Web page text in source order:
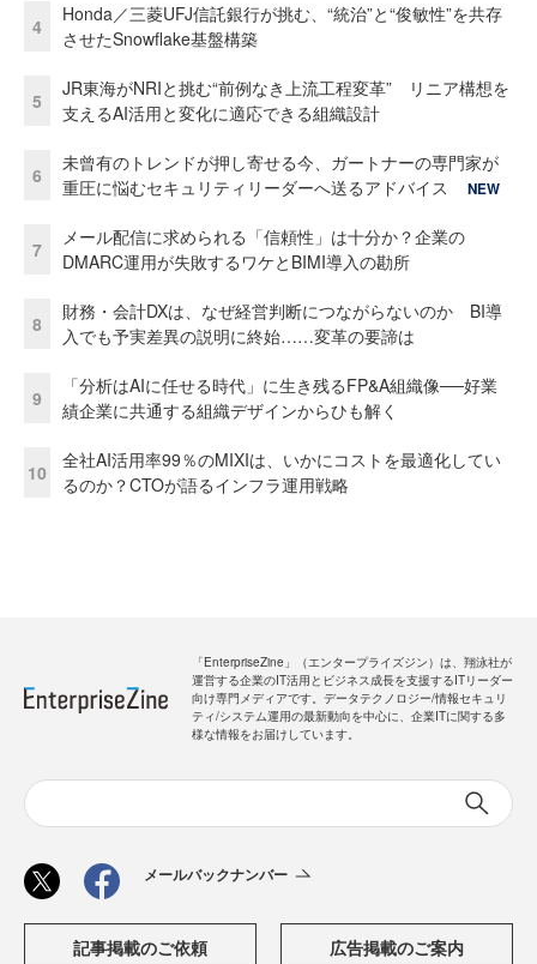
4
Honda／三菱UFJ信託銀行が挑む、“統治”と“俊敏性”を共存
させたSnowflake基盤構築
5
JR東海がNRIと挑む“前例なき上流工程変革” リニア構想を
支えるAI活用と変化に適応できる組織設計
6
未曾有のトレンドが押し寄せる今、ガートナーの専門家が
重圧に悩むセキュリティリーダーへ送るアドバイス
NEW
7
メール配信に求められる「信頼性」は十分か？企業の
DMARC運用が失敗するワケとBIMI導入の勘所
8
財務・会計DXは、なぜ経営判断につながらないのか BI導
入でも予実差異の説明に終始……変革の要諦は
9
「分析はAIに任せる時代」に生き残るFP&A組織像──好業
績企業に共通する組織デザインからひも解く
10
全社AI活用率99％のMIXIは、いかにコストを最適化してい
るのか？CTOが語るインフラ運用戦略
「EnterpriseZine」（エンタープライズジン）は、翔泳社が
運営する企業のIT活用とビジネス成長を支援するITリーダー
向け専門メディアです。データテクノロジー/情報セキュリ
ティ/システム運用の最新動向を中心に、企業ITに関する多
様な情報をお届けしています。
メールバックナンバー
記事掲載のご依頼 広告掲載のご案内